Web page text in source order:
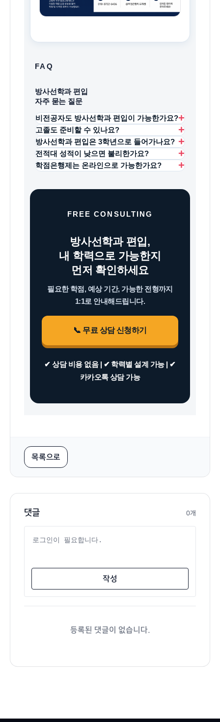
FAQ
방사선학과 편입
자주 묻는 질문
비전공자도 방사선학과 편입이 가능한가요?+
학교별 모집요강에 따라 다릅니다. 전공
제한이 없는 전형도 있지만, 동일계열이나
일정 학점 조건이 붙을 수 있어 사전 확인이
필요합니다.
고졸도 준비할 수 있나요? +
바로 편입 지원은 어려운 경우가 많지만,
학점은행제로 전문학사 학위나 일정 학점을
갖추면 편입·대졸자전형 준비가 가능해질 수
방사선학과 편입은 3학년으로 들어가나요? +
무조건 3학년이라고 볼 수 없습니다. 일부
학교는 2학년 편입을 모집하고, 3학년 편입은
전적대 성적이 낮으면 불리한가요? +
네, 불리할 수 있습니다. 방사선학과 편입이나
학점은행제는 온라인으로 가능한가요? +
FREE CONSULTING
방사선학과 편입,
내 학력으로 가능한지
먼저 확인하세요
필요한 학점, 예상 기간, 가능한 전형까지
1:1로 안내해드립니다.
📞 무료 상담 신청하기
✔ 상담 비용 없음 | ✔ 학력별 설계 가능 | ✔
카카오톡 상담 가능
목록으로
댓글 0개
댓글 내용
작성
등록된 댓글이 없습니다.